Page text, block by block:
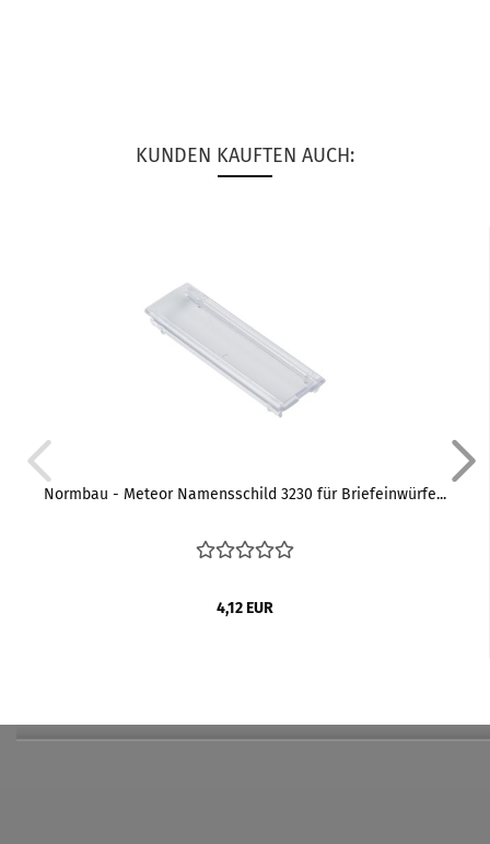
KUNDEN KAUFTEN AUCH:
Normbau - Meteor Namensschild 3230 für Briefeinwürfe...
4,12 EUR